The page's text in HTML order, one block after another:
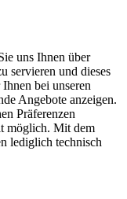
uns Ihnen über
servieren und dieses
bei unseren
Angebote anzeigen.
Präferenzen
möglich. Mit dem
lediglich technisch